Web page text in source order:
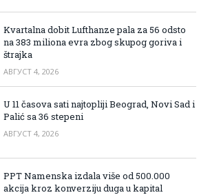
Kvartalna dobit Lufthanze pala za 56 odsto
na 383 miliona evra zbog skupog goriva i
štrajka
АВГУСТ 4, 2026
U 11 časova sati najtopliji Beograd, Novi Sad i
Palić sa 36 stepeni
АВГУСТ 4, 2026
PPT Namenska izdala više od 500.000
akcija kroz konverziju duga u kapital